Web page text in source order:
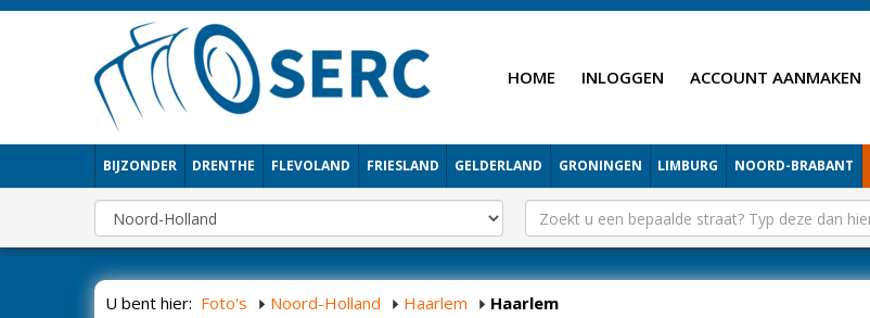
HOME INLOGGEN ACCOUNT AANMAKEN
BIJZONDER DRENTHE FLEVOLAND FRIESLAND GELDERLAND GRONINGEN LIMBURG NOORD-BRABANT
U bent hier: Foto's Noord-Holland Haarlem Haarlem